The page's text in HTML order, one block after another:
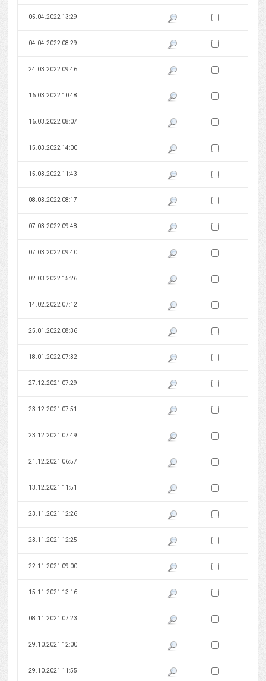
05.04.2022 13:29 Pokaż podgląd wersji z dnia
Zaznacz wersję do
04.04.2022 08:29 Pokaż podgląd wersji z dnia
Zaznacz wersję do
24.03.2022 09:46 Pokaż podgląd wersji z dnia
Zaznacz wersję do
16.03.2022 10:48 Pokaż podgląd wersji z dnia
Zaznacz wersję do
16.03.2022 08:07 Pokaż podgląd wersji z dnia
Zaznacz wersję do
15.03.2022 14:00 Pokaż podgląd wersji z dnia
Zaznacz wersję do
15.03.2022 11:43 Pokaż podgląd wersji z dnia
Zaznacz wersję do
08.03.2022 08:17 Pokaż podgląd wersji z dnia
Zaznacz wersję do
07.03.2022 09:48 Pokaż podgląd wersji z dnia
Zaznacz wersję do
07.03.2022 09:40 Pokaż podgląd wersji z dnia
Zaznacz wersję do
02.03.2022 15:26 Pokaż podgląd wersji z dnia
Zaznacz wersję do
14.02.2022 07:12 Pokaż podgląd wersji z dnia
Zaznacz wersję do
25.01.2022 08:36 Pokaż podgląd wersji z dnia
Zaznacz wersję do
18.01.2022 07:32 Pokaż podgląd wersji z dnia
Zaznacz wersję do
27.12.2021 07:29 Pokaż podgląd wersji z dnia
Zaznacz wersję do
23.12.2021 07:51 Pokaż podgląd wersji z dnia
Zaznacz wersję do
23.12.2021 07:49 Pokaż podgląd wersji z dnia
Zaznacz wersję do
21.12.2021 06:57 Pokaż podgląd wersji z dnia
Zaznacz wersję do
13.12.2021 11:51 Pokaż podgląd wersji z dnia
Zaznacz wersję do
23.11.2021 12:26 Pokaż podgląd wersji z dnia
Zaznacz wersję do
23.11.2021 12:25 Pokaż podgląd wersji z dnia
Zaznacz wersję do
22.11.2021 09:00 Pokaż podgląd wersji z dnia
Zaznacz wersję do
15.11.2021 13:16 Pokaż podgląd wersji z dnia
Zaznacz wersję do
08.11.2021 07:23 Pokaż podgląd wersji z dnia
Zaznacz wersję do
29.10.2021 12:00 Pokaż podgląd wersji z dnia
Zaznacz wersję do
29.10.2021 11:55 Pokaż podgląd wersji z dnia
Zaznacz wersję do